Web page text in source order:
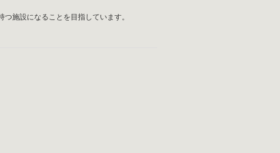
施設になることを目指しています。